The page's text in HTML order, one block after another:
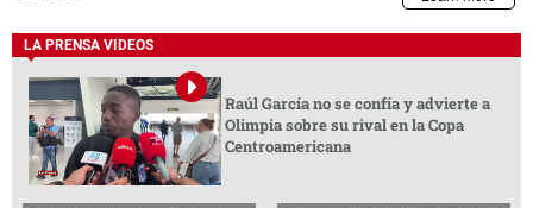
LA PRENSA VIDEOS
Raúl García no se confía y advierte a
Olimpia sobre su rival en la Copa
Centroamericana